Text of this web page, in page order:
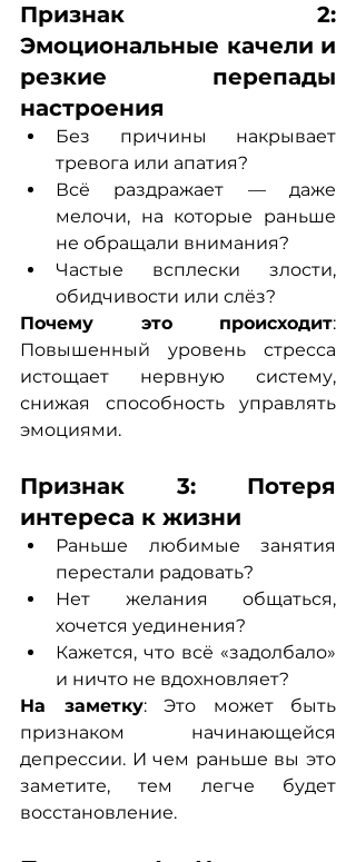
Признак 2:
Эмоциональные качели и
резкие перепады
настроения
Без причины накрывает
тревога или апатия?
Всё раздражает — даже
мелочи, на которые раньше
не обращали внимания?
Частые всплески злости,
обидчивости или слёз?
Почему это происходит:
Повышенный уровень стресса
истощает нервную систему,
снижая способность управлять
эмоциями.
Признак 3: Потеря
интереса к жизни
Раньше любимые занятия
перестали радовать?
Нет желания общаться,
хочется уединения?
Кажется, что всё «задолбало»
и ничто не вдохновляет?
На заметку: Это может быть
признаком начинающейся
депрессии. И чем раньше вы это
заметите, тем легче будет
восстановление.